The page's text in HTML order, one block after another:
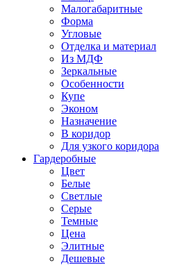
Малогабаритные
Форма
Угловые
Отделка и материал
Из МДФ
Зеркальные
Особенности
Купе
Эконом
Назначение
В коридор
Для узкого коридора
Гардеробные
Цвет
Белые
Светлые
Серые
Темные
Цена
Элитные
Дешевые